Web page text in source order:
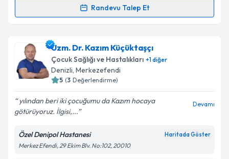
Randevu Talep Et
almanız için bir takvim hazırlandığında e-posta ile
bilgilendireceğiz.
E-posta Adresiniz
Metni'ni okudum ve kişisel verilerimin belirtilen
kapsamda işlenmesini kabul ediyorum.
Uzm. Dr. Kazım Küçüktaşçı
Çocuk Sağlığı ve Hastalıkları +1diğer
Denizli, Merkezefendi
5 (3 Değerlendirme)
yılından beri iki çocuğumu da Kazım hocaya
götürüyoruz. İlgisi,...
Devamı
Özel Denipol Hastanesi Haritada Göster
Merkez Efendi, 29 Ekim Blv. No:102, 20010